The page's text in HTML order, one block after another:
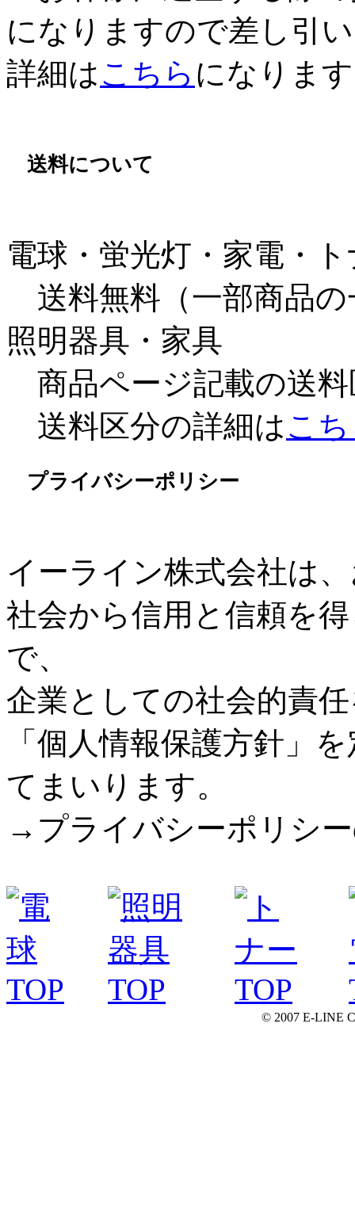
になりますので差し引
詳細はこちら になりま
送料について
電球・蛍光灯・家電・
送料無料（一部商品の
照明器具・家具
商品ページ記載の送
送料区分の詳細はこ
プライバシーポリシー
イーライン株式会社は
社会から信用と信頼を
で、
企業としての社会的責
「個人情報保護方針」
てまいります。
→プライバシーポリシ
© 2007 E-LINE